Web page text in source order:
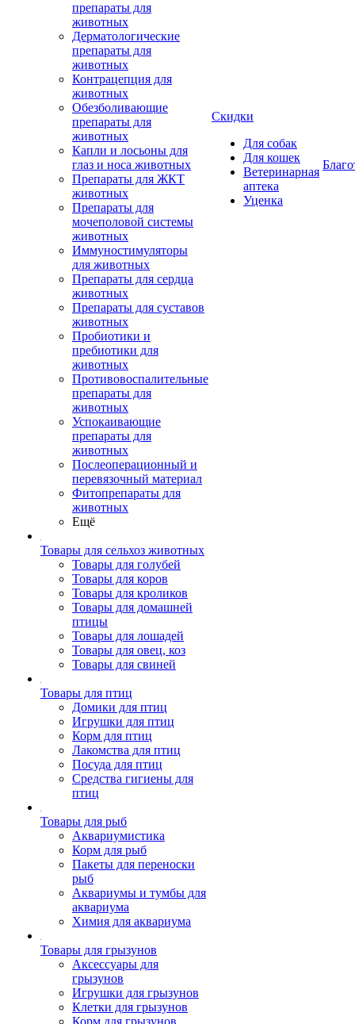
препараты для
животных
Дерматологические
препараты для
животных
Контрацепция для
животных
Обезболивающие
препараты для
животных
Капли и лосьоны для
глаз и носа животных
Препараты для ЖКТ
животных
Препараты для
мочеполовой системы
животных
Иммуностимуляторы
для животных
Препараты для сердца
животных
Препараты для суставов
животных
Пробиотики и
пребиотики для
животных
Противовоспалительные
препараты для
животных
Успокаивающие
препараты для
животных
Послеоперационный и
перевязочный материал
Фитопрепараты для
животных
Ещё
Товары для сельхоз животных
Товары для голубей
Товары для коров
Товары для кроликов
Товары для домашней
птицы
Товары для лошадей
Товары для овец, коз
Товары для свиней
Товары для птиц
Домики для птиц
Игрушки для птиц
Корм для птиц
Лакомства для птиц
Посуда для птиц
Средства гигиены для
птиц
Товары для рыб
Аквариумистика
Корм для рыб
Пакеты для переноски
рыб
Аквариумы и тумбы для
аквариума
Химия для аквариума
Товары для грызунов
Аксессуары для
грызунов
Игрушки для грызунов
Клетки для грызунов
Корм для грызунов
Скидки
Для собак
Для кошек
Ветеринарная
аптека
Уценка